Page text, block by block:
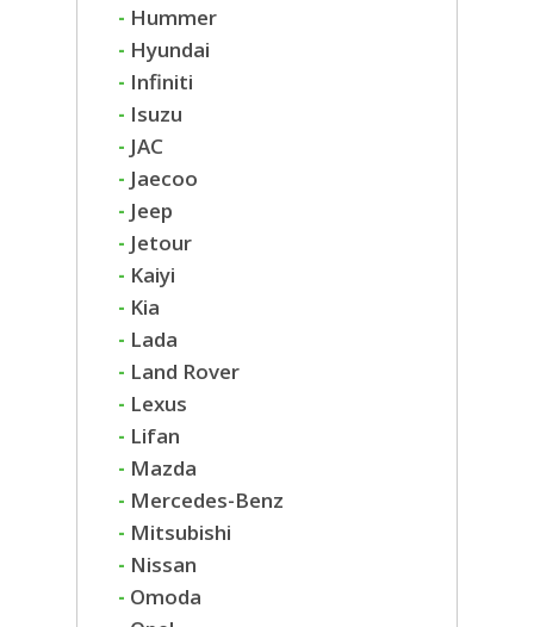
- Hummer
- Hyundai
- Infiniti
- Isuzu
- JAC
- Jaecoo
- Jeep
- Jetour
- Kaiyi
- Kia
- Lada
- Land Rover
- Lexus
- Lifan
- Mazda
- Mercedes-Benz
- Mitsubishi
- Nissan
- Omoda